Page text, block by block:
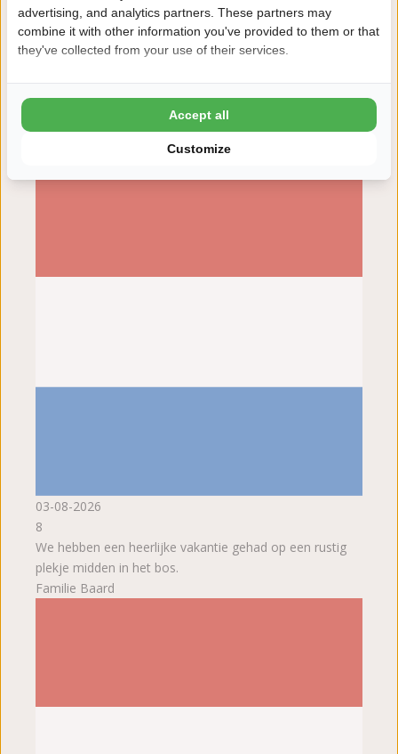
op de plekken dichtbij. Het kussen gaat pas na 10en aan
en is voor 22 uur uit. WiFi aanwezig, campingsnelheid.
Super zwembad om de hoek met ruime openingstijden
zo in t bos. Stukje verderop is t Dwingelerveld. Reeën
gespot. Een fiets mee is aan te raden. De omgeving is
03-08-2026
8
We hebben een heerlijke vakantie gehad op een rustig
plekje midden in het bos.
Familie Baard
advertising, and analytics partners. These partners may
combine it with other information you've provided to them or that
they've collected from your use of their services.
Customize
Accept all